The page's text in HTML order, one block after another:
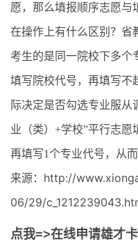
愿，那么填报顺序志愿与
在操作上有什么区别？省
考生的是同一院校下多个
填写院校代号，再填写不
际决定是否勾选专业服从
业（类）+学校”平行志愿
再填写1个专业代号，从
来源：http://
06/29/
点我=>在线申请雄才卡